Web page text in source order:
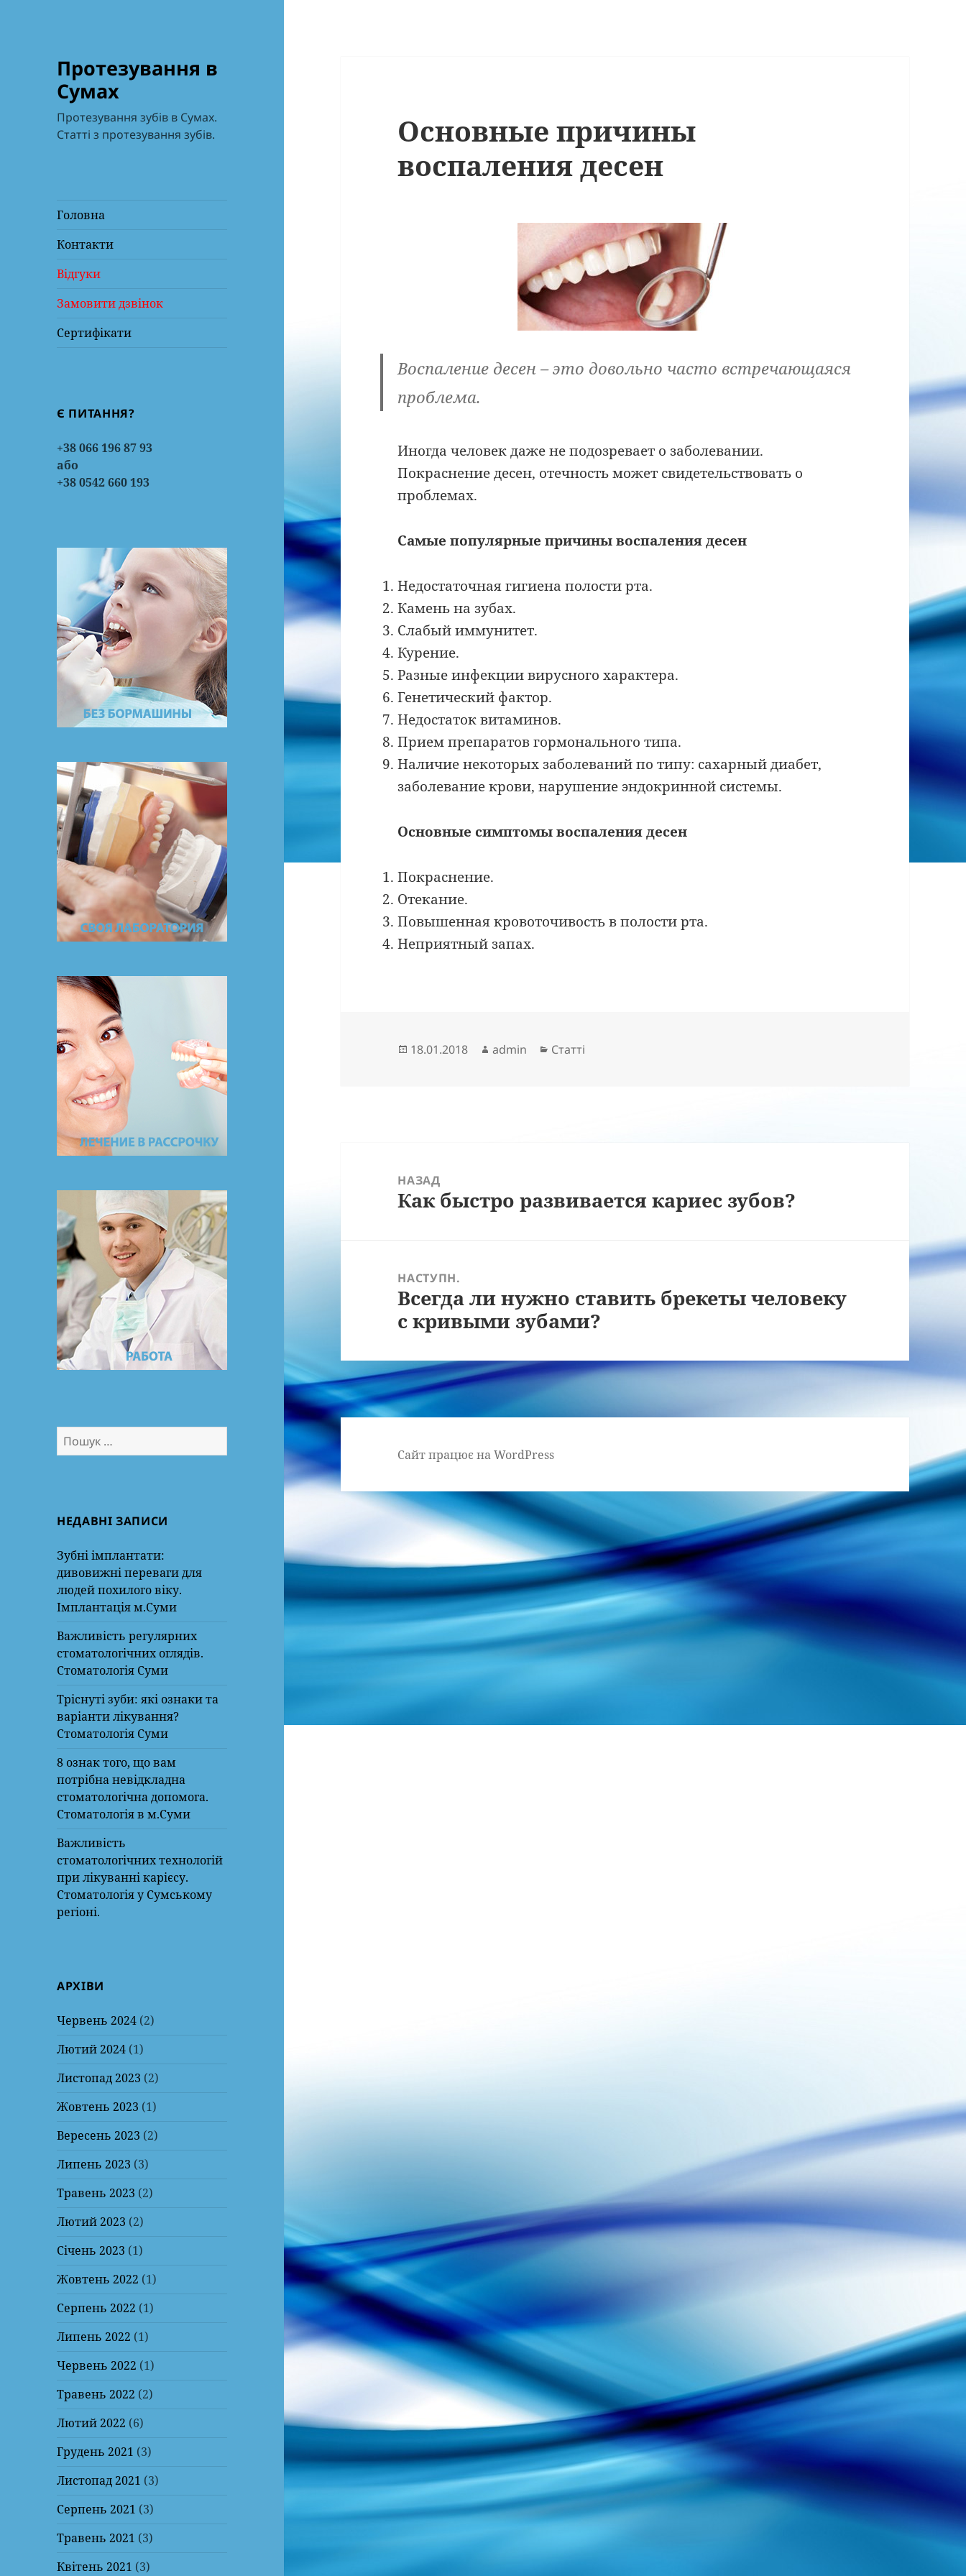
Протезування в
Сумах
Протезування зубів в Сумах.
Статті з протезування зубів.
Головна
Контакти
Відгуки
Замовити дзвінок
Сертифікати
Є ПИТАННЯ?
+38 066 196 87 93
або
+38 0542 660 193
Пошук:
НЕДАВНІ ЗАПИСИ
Зубні імплантати:
дивовижні переваги для
людей похилого віку.
Імплантація м.Суми
Важливість регулярних
стоматологічних оглядів.
Стоматологія Суми
Тріснуті зуби: які ознаки та
варіанти лікування?
Стоматологія Суми
8 ознак того, що вам
потрібна невідкладна
стоматологічна допомога.
Стоматологія в м.Суми
Важливість
стоматологічних технологій
при лікуванні карієсу.
Стоматологія у Сумському
регіоні.
АРХІВИ
Червень 2024 (2)
Лютий 2024 (1)
Листопад 2023 (2)
Жовтень 2023 (1)
Вересень 2023 (2)
Липень 2023 (3)
Травень 2023 (2)
Лютий 2023 (2)
Січень 2023 (1)
Жовтень 2022 (1)
Серпень 2022 (1)
Липень 2022 (1)
Червень 2022 (1)
Травень 2022 (2)
Лютий 2022 (6)
Грудень 2021 (3)
Листопад 2021 (3)
Серпень 2021 (3)
Травень 2021 (3)
Квітень 2021 (3)
Основные причины
воспаления десен
Воспаление десен – это довольно часто встречающаяся
проблема.
Иногда человек даже не подозревает о заболевании.
Покраснение десен, отечность может свидетельствовать о
проблемах.
Самые популярные причины воспаления десен
Недостаточная гигиена полости рта.
Камень на зубах.
Слабый иммунитет.
Курение.
Разные инфекции вирусного характера.
Генетический фактор.
Недостаток витаминов.
Прием препаратов гормонального типа.
Наличие некоторых заболеваний по типу: сахарный диабет,
заболевание крови, нарушение эндокринной системы.
Основные симптомы воспаления десен
Покраснение.
Отекание.
Повышенная кровоточивость в полости рта.
Неприятный запах.
Опубліковано
18.01.2018 Автор
admin Категорії
Статті
НАЗАД
Попередній
Как быстро развивается кариес зубов?
НАСТУПН.
Наступний
запис:
Всегда ли нужно ставить брекеты человеку
с кривыми зубами?
Сайт працює на WordPress